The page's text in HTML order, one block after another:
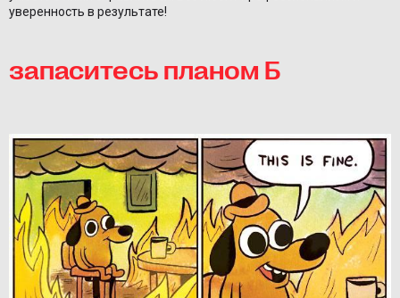
уверенность в результате!
запаситесь планом Б